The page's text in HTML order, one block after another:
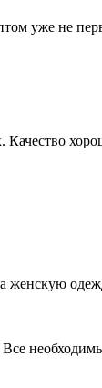
уже не
женскую